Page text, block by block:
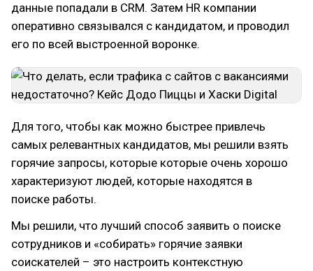
данные попадали в CRM. Затем HR компании
оперативно связывался с кандидатом, и проводил
его по всей выстроенной воронке.
Для того, чтобы как можно быстрее привлечь
самых релевантных кандидатов, мы решили взять
горячие запросы, которые которые очень хорошо
характеризуют людей, которые находятся в
поиске работы.
Мы решили, что лучший способ заявить о поиске
сотрудников и «собирать» горячие заявки
соискателей – это настроить контекстную